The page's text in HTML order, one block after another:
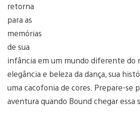
retorna
para as
memórias
de sua
infância em um mundo diferente do
elegância e beleza da dança, sua
uma cacofonia de cores. Prepare-se
aventura quando Bound chegar essa